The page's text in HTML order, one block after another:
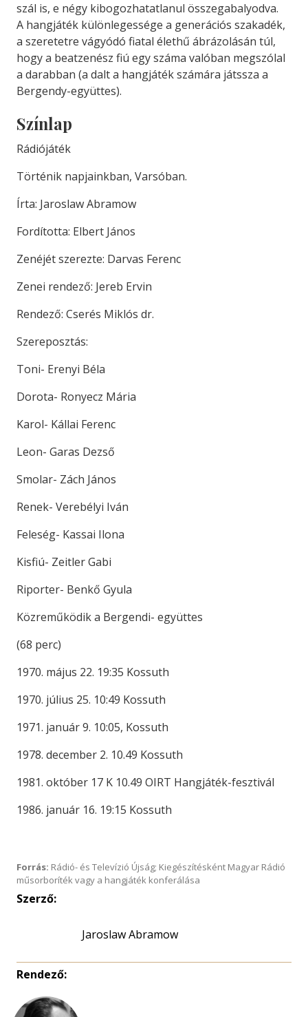
szál is, e négy kibogozhatatlanul összegabalyodva.
A hangjáték különlegessége a generációs szakadék,
a szeretetre vágyódó fiatal élethű ábrázolásán túl,
hogy a beatzenész fiú egy száma valóban megszólal
a darabban (a dalt a hangjáték számára játssza a
Bergendy-együttes).
Színlap
Rádiójáték
Történik napjainkban, Varsóban.
Írta: Jaroslaw Abramow
Fordította: Elbert János
Zenéjét szerezte: Darvas Ferenc
Zenei rendező: Jereb Ervin
Rendező: Cserés Miklós dr.
Szereposztás:
Toni- Erenyi Béla
Dorota- Ronyecz Mária
Karol- Kállai Ferenc
Leon- Garas Dezső
Smolar- Zách János
Renek- Verebélyi Iván
Feleség- Kassai Ilona
Kisfiú- Zeitler Gabi
Riporter- Benkő Gyula
Közreműködik a Bergendi- együttes
(68 perc)
1970. május 22. 19:35 Kossuth
1970. július 25. 10:49 Kossuth
1971. január 9. 10:05, Kossuth
1978. december 2. 10.49 Kossuth
1981. október 17 K 10.49 OIRT Hangjáték-fesztivál
1986. január 16. 19:15 Kossuth
Forrás: Rádió- és Televízió Újság; Kiegészítésként Magyar Rádió
műsorboríték vagy a hangjáték konferálása
Szerző:
Jaroslaw Abramow
Rendező: